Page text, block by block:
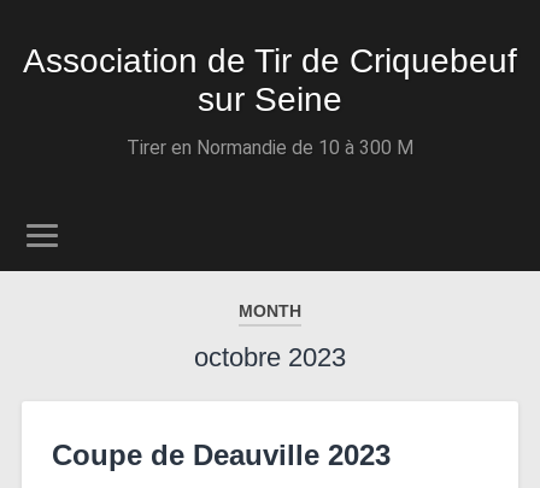
Association de Tir de Criquebeuf
sur Seine
Tirer en Normandie de 10 à 300 M
MONTH
octobre 2023
Coupe de Deauville 2023